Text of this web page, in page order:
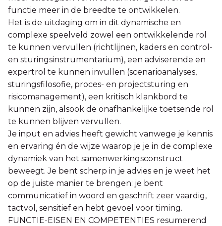
functie meer in de breedte te ontwikkelen.
Het is de uitdaging om in dit dynamische en
complexe speelveld zowel een ontwikkelende rol
te kunnen vervullen (richtlijnen, kaders en control-
en sturingsinstrumentarium), een adviserende en
expertrol te kunnen invullen (scenarioanalyses,
sturingsfilosofie, proces- en projectsturing en
risicomanagement), een kritisch klankbord te
kunnen zijn, alsook de onafhankelijke toetsende rol
te kunnen blijven vervullen.
Je input en advies heeft gewicht vanwege je kennis
en ervaring én de wijze waarop je je in de complexe
dynamiek van het samenwerkingsconstruct
beweegt. Je bent scherp in je advies en je weet het
op de juiste manier te brengen: je bent
communicatief in woord en geschrift zeer vaardig,
tactvol, sensitief en hebt gevoel voor timing.
FUNCTIE-EISEN EN COMPETENTIES resumerend